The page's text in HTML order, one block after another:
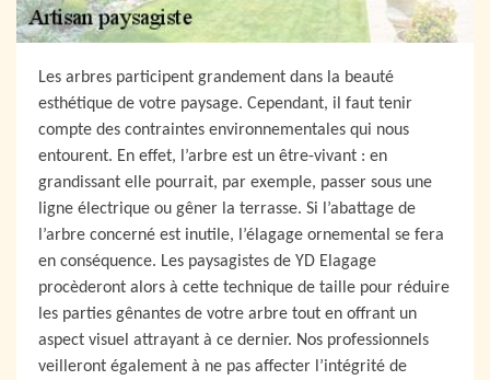
Les arbres participent grandement dans la beauté
esthétique de votre paysage. Cependant, il faut tenir
compte des contraintes environnementales qui nous
entourent. En effet, l’arbre est un être-vivant : en
grandissant elle pourrait, par exemple, passer sous une
ligne électrique ou gêner la terrasse. Si l’abattage de
l’arbre concerné est inutile, l’élagage ornemental se fera
en conséquence. Les paysagistes de YD Elagage
procèderont alors à cette technique de taille pour réduire
les parties gênantes de votre arbre tout en offrant un
aspect visuel attrayant à ce dernier. Nos professionnels
veilleront également à ne pas affecter l’intégrité de